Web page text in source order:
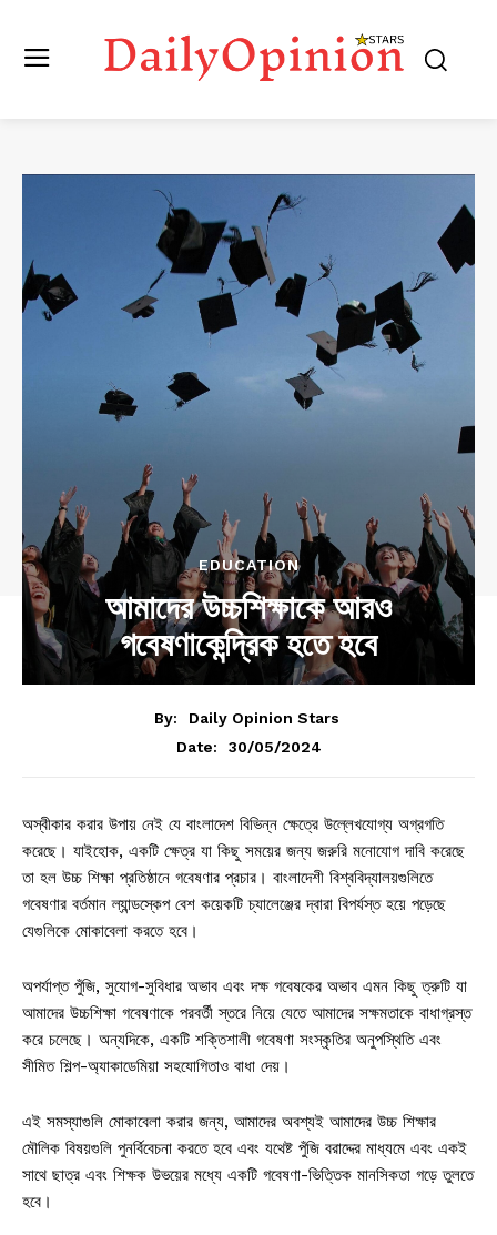
EDUCATION
আমাদের উচ্চশিক্ষাকে আরও
গবেষণাকেন্দ্রিক হতে হবে
By:
Daily Opinion Stars
Date:
30/05/2024
অস্বীকার করার উপায় নেই যে বাংলাদেশ বিভিন্ন ক্ষেত্রে উল্লেখযোগ্য অগ্রগতি
করেছে। যাইহোক, একটি ক্ষেত্র যা কিছু সময়ের জন্য জরুরি মনোযোগ দাবি করেছে
তা হল উচ্চ শিক্ষা প্রতিষ্ঠানে গবেষণার প্রচার। বাংলাদেশী বিশ্ববিদ্যালয়গুলিতে
গবেষণার বর্তমান ল্যান্ডস্কেপ বেশ কয়েকটি চ্যালেঞ্জের দ্বারা বিপর্যস্ত হয়ে পড়েছে
যেগুলিকে মোকাবেলা করতে হবে।
অপর্যাপ্ত পুঁজি, সুযোগ-সুবিধার অভাব এবং দক্ষ গবেষকের অভাব এমন কিছু ত্রুটি যা
আমাদের উচ্চশিক্ষা গবেষণাকে পরবর্তী স্তরে নিয়ে যেতে আমাদের সক্ষমতাকে বাধাগ্রস্ত
করে চলেছে। অন্যদিকে, একটি শক্তিশালী গবেষণা সংস্কৃতির অনুপস্থিতি এবং
সীমিত শিল্প-অ্যাকাডেমিয়া সহযোগিতাও বাধা দেয়।
এই সমস্যাগুলি মোকাবেলা করার জন্য, আমাদের অবশ্যই আমাদের উচ্চ শিক্ষার
মৌলিক বিষয়গুলি পুনর্বিবেচনা করতে হবে এবং যথেষ্ট পুঁজি বরাদ্দের মাধ্যমে এবং একই
সাথে ছাত্র এবং শিক্ষক উভয়ের মধ্যে একটি গবেষণা-ভিত্তিক মানসিকতা গড়ে তুলতে
হবে।